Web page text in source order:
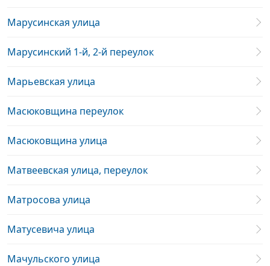
Марусинская улица
Марусинский 1-й, 2-й переулок
Марьевская улица
Масюковщина переулок
Масюковщина улица
Матвеевская улица, переулок
Матросова улица
Матусевича улица
Мачульского улица